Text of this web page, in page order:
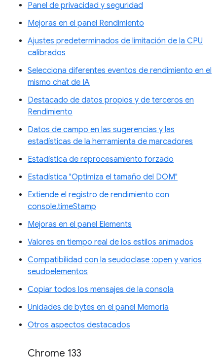
Panel de privacidad y seguridad
Mejoras en el panel Rendimiento
Ajustes predeterminados de limitación de la CPU
calibrados
Selecciona diferentes eventos de rendimiento en el
mismo chat de IA
Destacado de datos propios y de terceros en
Rendimiento
Datos de campo en las sugerencias y las
estadísticas de la herramienta de marcadores
Estadística de reprocesamiento forzado
Estadística "Optimiza el tamaño del DOM"
Extiende el registro de rendimiento con
console.timeStamp
Mejoras en el panel Elements
Valores en tiempo real de los estilos animados
Compatibilidad con la seudoclase :open y varios
seudoelementos
Copiar todos los mensajes de la consola
Unidades de bytes en el panel Memoria
Otros aspectos destacados
Chrome 133